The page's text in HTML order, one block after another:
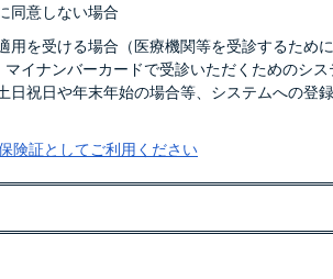
同意しない場合
用を受ける場合（医療機関等を受診するため
イナンバーカードで受診いただくためのシス
祝日や年末年始の場合等、システムへの登
険証としてご利用ください